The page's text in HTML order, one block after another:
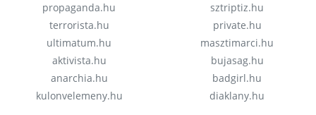
propaganda.hu
terrorista.hu
ultimatum.hu
aktivista.hu
anarchia.hu
kulonvelemeny.hu
sztriptiz.hu
private.hu
masztimarci.hu
bujasag.hu
badgirl.hu
diaklany.hu